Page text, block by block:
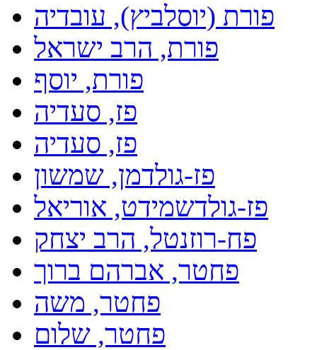
פורת (יוסלביץ), עובדיה
פורת, הרב ישראל
פורת, יוסף
פז, סעדיה
פז, סעדיה
פז-גולדמן, שמשון
פז-גולדשמידט, אוריאל
פח-רוזנטל, הרב יצחק
פחטר, אברהם ברוך
פחטר, משה
פחטר, שלום